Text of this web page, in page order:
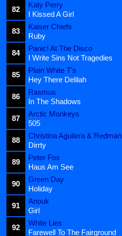
82
Katy Perry
I Kissed A Girl
83
Kaiser Chiefs
Ruby
84
Panic! At The Disco
I Write Sins Not Tragedies
85
Plain White T's
Hey There Delilah
86
Rasmus
In The Shadows
87
Arctic Monkeys
505
88
Christina Aguilera & Redman
Dirrty
89
Peter Fox
Haus Am See
90
Green Day
Holiday
91
Anouk
Girl
92
White Lies
Farewell To The Fairground